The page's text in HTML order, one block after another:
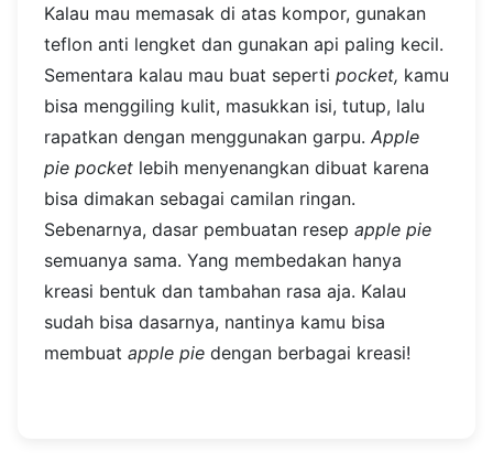
Kalau mau memasak di atas kompor, gunakan
teflon anti lengket dan gunakan api paling kecil.
Sementara kalau mau buat seperti pocket, kamu
bisa menggiling kulit, masukkan isi, tutup, lalu
rapatkan dengan menggunakan garpu. Apple
pie pocket lebih menyenangkan dibuat karena
bisa dimakan sebagai camilan ringan.
Sebenarnya, dasar pembuatan resep apple pie
semuanya sama. Yang membedakan hanya
kreasi bentuk dan tambahan rasa aja. Kalau
sudah bisa dasarnya, nantinya kamu bisa
membuat apple pie dengan berbagai kreasi!